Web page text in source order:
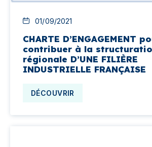
01/09/2021
CHARTE D’ENGAGEMENT
contribuer à la
régionale D’UNE FILIÈRE
INDUSTRIELLE FRANÇAISE
DÉCOUVRIR